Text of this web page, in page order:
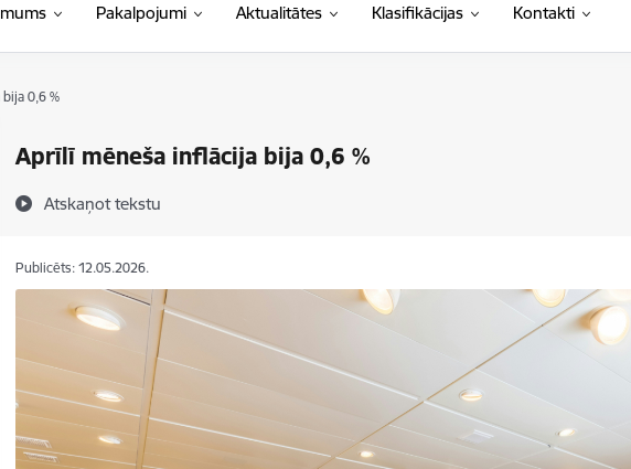
Pakalpojumi Aktualitātes Klasifikācijas(Ārējā saite)
Kontakti
0,6 %
Aprīlī mēneša inflācija bija 0,6 %
Atskaņot tekstu
Publicēts: 12.05.2026.